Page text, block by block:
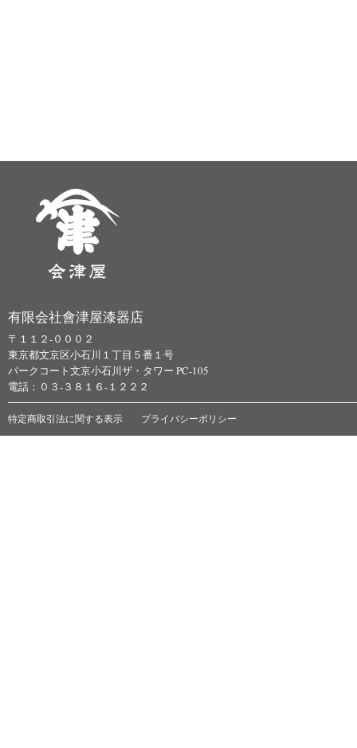
有限会社會津屋漆器店
〒１１２-０００２
東京都文京区小石川１丁目５番１号
パークコート文京小石川ザ・タワー PC-105
電話：０３-３８１６-１２２２
特定商取引法に関する表示 プライバシーポリシー